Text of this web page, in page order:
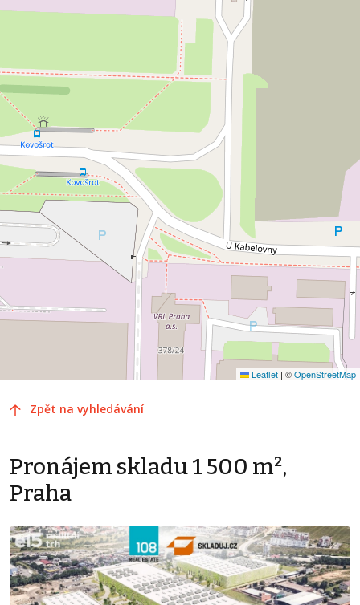
Leaflet | ©OpenStreetMap
Zpět na vyhledávání
Pronájem skladu 1 500 m²,
Praha